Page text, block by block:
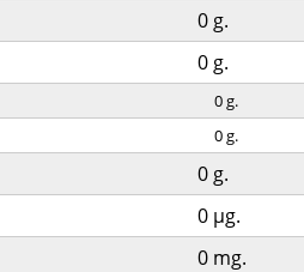
0 g.
0 g.
0g.
0g.
0 g.
0 µg.
0 mg.